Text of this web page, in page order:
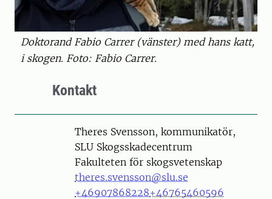
Doktorand Fabio Carrer (vänster) med hans katt,
i skogen. Foto: Fabio Carrer.
Kontakt
PersonTheres Svensson, kommunikatör,
SLU Skogsskadecentrum
Fakulteten för skogsvetenskap
theres.svensson@slu.se
+46907868228+46765460596